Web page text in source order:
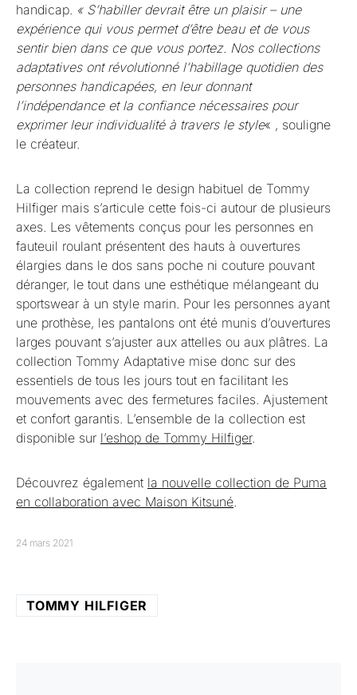
handicap. « S’habiller devrait être un plaisir – une
expérience qui vous permet d’être beau et de vous
sentir bien dans ce que vous portez. Nos collections
adaptatives ont révolutionné l’habillage quotidien des
personnes handicapées, en leur donnant
l’indépendance et la confiance nécessaires pour
exprimer leur individualité à travers le style« , souligne
le créateur.
La collection reprend le design habituel de Tommy
Hilfiger mais s’articule cette fois-ci autour de plusieurs
axes. Les vêtements conçus pour les personnes en
fauteuil roulant présentent des hauts à ouvertures
élargies dans le dos sans poche ni couture pouvant
déranger, le tout dans une esthétique mélangeant du
sportswear à un style marin. Pour les personnes ayant
une prothèse, les pantalons ont été munis d’ouvertures
larges pouvant s’ajuster aux attelles ou aux plâtres. La
collection Tommy Adaptative mise donc sur des
essentiels de tous les jours tout en facilitant les
mouvements avec des fermetures faciles. Ajustement
et confort garantis. L’ensemble de la collection est
disponible sur l’eshop de Tommy Hilfiger.
Découvrez également la nouvelle collection de Puma
en collaboration avec Maison Kitsuné.
24 mars 2021
TOMMY HILFIGER